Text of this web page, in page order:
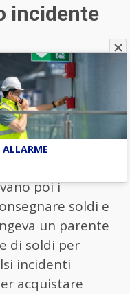
incidente
dagli
procura di
lo stesso
in
la
nipote o
poi i
soldi e
un parente
di soldi per
incidenti
acquistare
ALLARME